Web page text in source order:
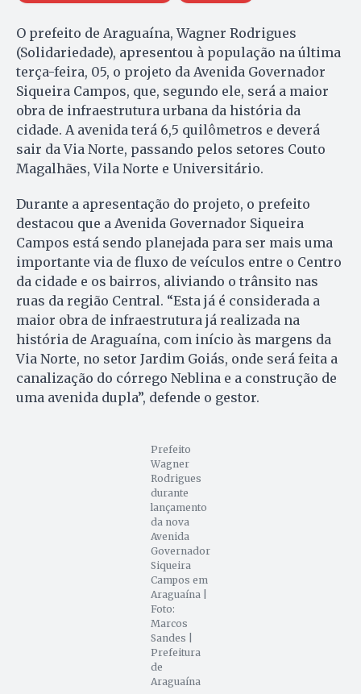
O prefeito de Araguaína, Wagner Rodrigues
(Solidariedade), apresentou à população na última
terça-feira, 05, o projeto da Avenida Governador
Siqueira Campos, que, segundo ele, será a maior
obra de infraestrutura urbana da história da
cidade. A avenida terá 6,5 quilômetros e deverá
sair da Via Norte, passando pelos setores Couto
Magalhães, Vila Norte e Universitário.
Durante a apresentação do projeto, o prefeito
destacou que a Avenida Governador Siqueira
Campos está sendo planejada para ser mais uma
importante via de fluxo de veículos entre o Centro
da cidade e os bairros, aliviando o trânsito nas
ruas da região Central. “Esta já é considerada a
maior obra de infraestrutura já realizada na
história de Araguaína, com início às margens da
Via Norte, no setor Jardim Goiás, onde será feita a
canalização do córrego Neblina e a construção de
uma avenida dupla”, defende o gestor.
Prefeito
Wagner
Rodrigues
durante
lançamento
da nova
Avenida
Governador
Siqueira
Campos em
Araguaína |
Foto:
Marcos
Sandes |
Prefeitura
de
Araguaína